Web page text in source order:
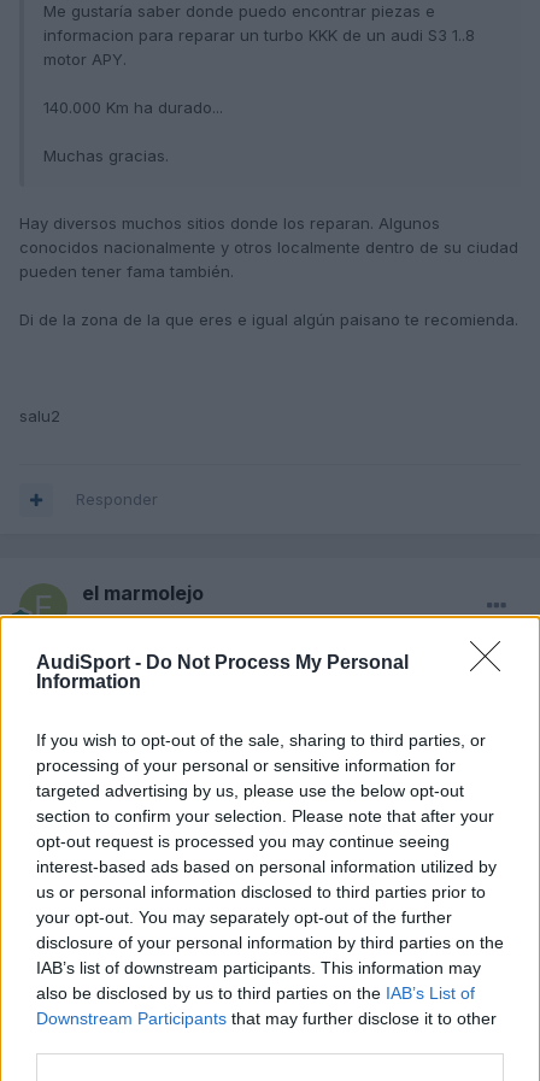
AudiSport - Do Not Process My Personal
Information
If you wish to opt-out of the sale, sharing to third parties, or
processing of your personal or sensitive information for
targeted advertising by us, please use the below opt-out
section to confirm your selection. Please note that after your
opt-out request is processed you may continue seeing
interest-based ads based on personal information utilized by
us or personal information disclosed to third parties prior to
your opt-out. You may separately opt-out of the further
disclosure of your personal information by third parties on the
IAB’s list of downstream participants. This information may
also be disclosed by us to third parties on the IAB’s List of
Downstream Participants that may further disclose it to other
Me gustaría saber donde puedo encontrar piezas e
informacion para reparar un turbo KKK de un audi S3 1..8
motor APY.
140.000 Km ha durado...
Muchas gracias.
Hay diversos muchos sitios donde los reparan. Algunos
conocidos nacionalmente y otros localmente dentro de su ciudad
pueden tener fama también.
Di de la zona de la que eres e igual algún paisano te recomienda.
salu2
Responder
el marmolejo
Publicado28 de Mayo del 2010
Hola.
Pues vivo en madrid, pero tengo familiares en Navalcarnero,
Creo que el modelo es un K04
Muchas gracias
Responder
1 mes más tarde...
moliS3